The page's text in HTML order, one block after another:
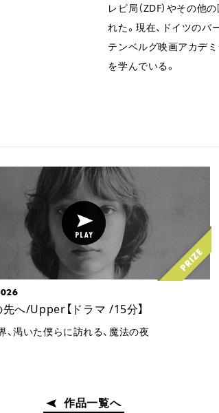
レビ局（ZDF）やその他
れた。現在、ドイツのバ
テンベルグ映画アカデ
を学んでいる。
へ/Upper【ドラマ /15分】
、渇いた僕らに訪れる、魔法の夜
作品一覧へ